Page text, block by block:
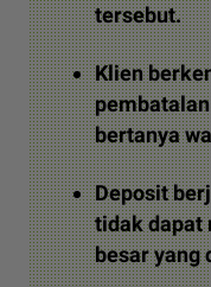
tersebut.
Klien
bertanya
Deposit
tidak dapat
besar yang